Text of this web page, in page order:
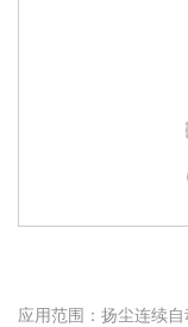
应用范围：扬尘连续